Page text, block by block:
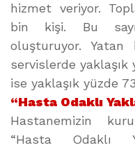
hizmet veriyor.
bin kişi. Bu
oluşturuyor. Yatan
servislerde yaklaşık
ise yaklaşık yüzde
“Hasta Odaklı
Hastanemizin
“Hasta Odaklı